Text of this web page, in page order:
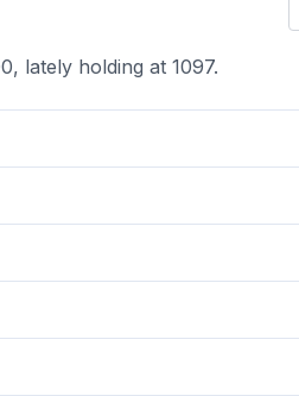
lately holding at 1097.